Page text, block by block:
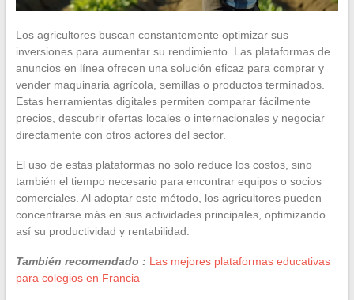
Los agricultores buscan constantemente optimizar sus
inversiones para aumentar su rendimiento. Las plataformas de
anuncios en línea ofrecen una solución eficaz para comprar y
vender maquinaria agrícola, semillas o productos terminados.
Estas herramientas digitales permiten comparar fácilmente
precios, descubrir ofertas locales o internacionales y negociar
directamente con otros actores del sector.
El uso de estas plataformas no solo reduce los costos, sino
también el tiempo necesario para encontrar equipos o socios
comerciales. Al adoptar este método, los agricultores pueden
concentrarse más en sus actividades principales, optimizando
así su productividad y rentabilidad.
También recomendado : Las mejores plataformas educativas
para colegios en Francia